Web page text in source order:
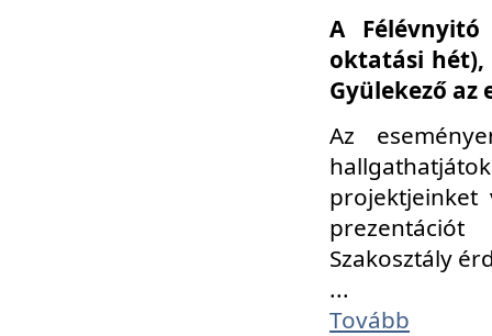
A
oktatási hét),
Gyülekező az
Az
Szakosztály
...
Tovább